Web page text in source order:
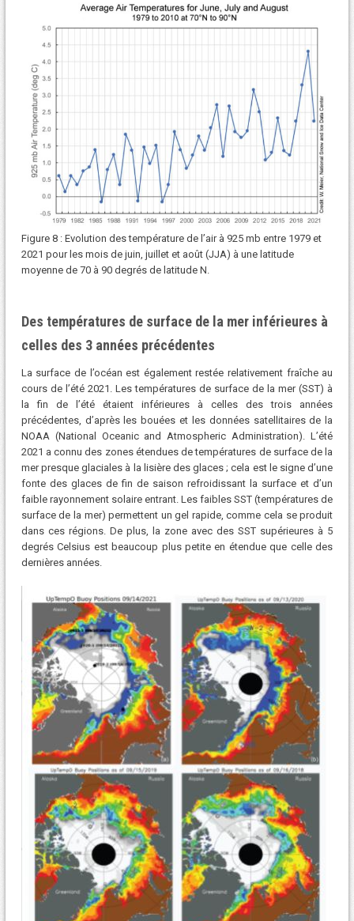
Figure 8 : Evolution des température de l’air à 925 mb entre 1979 et
2021 pour les mois de juin, juillet et août (JJA) à une latitude
moyenne de 70 à 90 degrés de latitude N.
Des températures de surface de la mer inférieures à
celles des 3 années précédentes
La surface de l’océan est également restée relativement fraîche au
cours de l’été 2021. Les températures de surface de la mer (SST) à
la fin de l’été étaient inférieures à celles des trois années
précédentes, d’après les bouées et les données satellitaires de la
NOAA (National Oceanic and Atmospheric Administration). L’été
2021 a connu des zones étendues de températures de surface de la
mer presque glaciales à la lisière des glaces ; cela est le signe d’une
fonte des glaces de fin de saison refroidissant la surface et d’un
faible rayonnement solaire entrant. Les faibles SST (températures de
surface de la mer) permettent un gel rapide, comme cela se produit
dans ces régions. De plus, la zone avec des SST supérieures à 5
degrés Celsius est beaucoup plus petite en étendue que celle des
dernières années.